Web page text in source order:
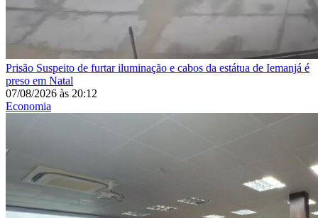
Prisão Suspeito de furtar iluminação e cabos da estátua de Iemanjá é
preso em Natal
07/08/2026 às 20:12
Economia